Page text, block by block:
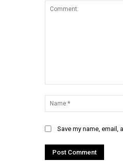
Save my name,